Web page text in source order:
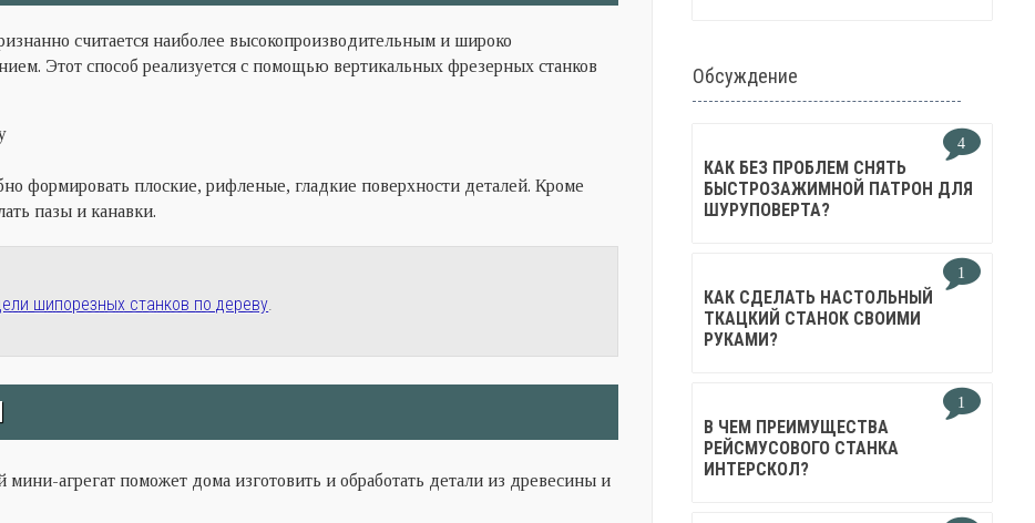
считается наиболее высокопроизводительным и широко
Этот способ реализуется с помощью вертикальных фрезерных станков
формировать плоские, рифленые, гладкие поверхности деталей. Кроме
пазы и канавки.
шипорезных станков по дереву.
агрегат поможет дома изготовить и обработать детали из древесины и
Обсуждение
4
КАК БЕЗ ПРОБЛЕМ СНЯТЬ
БЫСТРОЗАЖИМНОЙ ПАТРОН ДЛЯ
ШУРУПОВЕРТА?
1
КАК СДЕЛАТЬ НАСТОЛЬНЫЙ
ТКАЦКИЙ СТАНОК СВОИМИ
РУКАМИ?
1
В ЧЕМ ПРЕИМУЩЕСТВА
РЕЙСМУСОВОГО СТАНКА
ИНТЕРСКОЛ?